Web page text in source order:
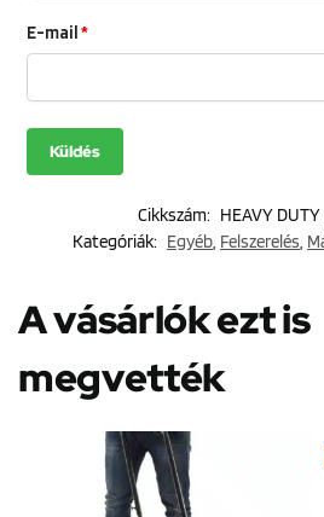
E-mail*
Cikkszám: HEAVY
Kategóriák: Egyéb, Felszerelés,
A vásárlók ezt is
megvették